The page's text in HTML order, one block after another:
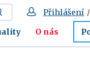
O nás
Přihlášení /